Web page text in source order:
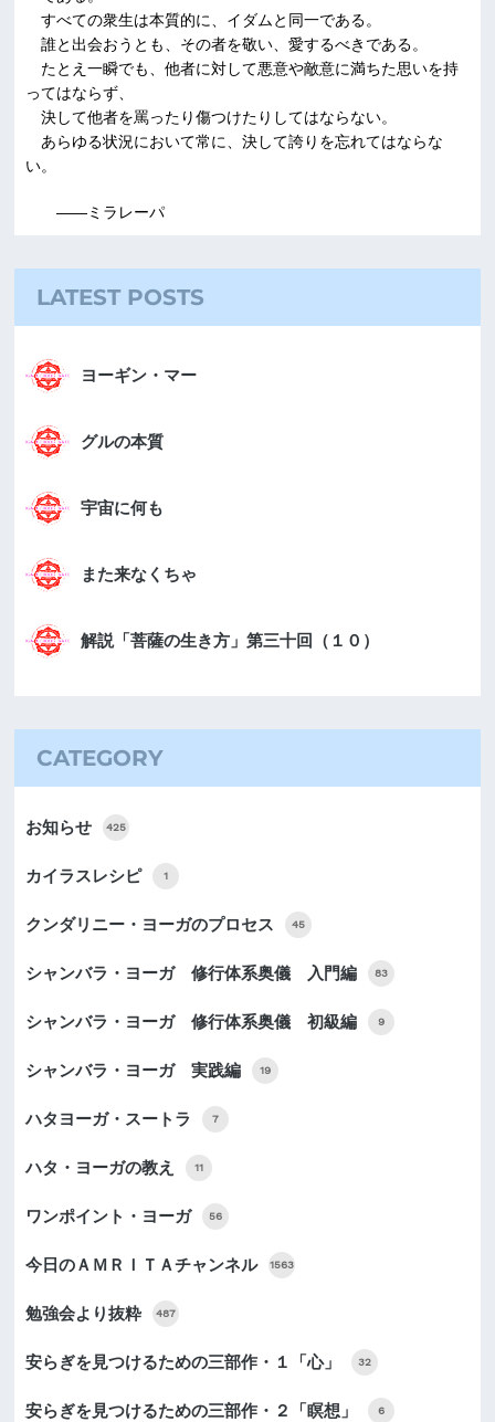
すべての衆生は本質的に、イダムと同一である。
誰と出会おうとも、その者を敬い、愛するべきである。
たとえ一瞬でも、他者に対して悪意や敵意に満ちた思いを持
ってはならず、
決して他者を罵ったり傷つけたりしてはならない。
あらゆる状況において常に、決して誇りを忘れてはならな
い。
――ミラレーパ
LATEST POSTS
ヨーギン・マー
グルの本質
宇宙に何も
また来なくちゃ
解説「菩薩の生き方」第三十回（１０）
CATEGORY
お知らせ 425
カイラスレシピ 1
クンダリニー・ヨーガのプロセス 45
シャンバラ・ヨーガ 修行体系奥儀 入門編 83
シャンバラ・ヨーガ 修行体系奥儀 初級編 9
シャンバラ・ヨーガ 実践編 19
ハタヨーガ・スートラ 7
ハタ・ヨーガの教え 11
ワンポイント・ヨーガ 56
今日のＡＭＲＩＴＡチャンネル 1563
勉強会より抜粋 487
安らぎを見つけるための三部作・１「心」 32
安らぎを見つけるための三部作・２「瞑想」 6